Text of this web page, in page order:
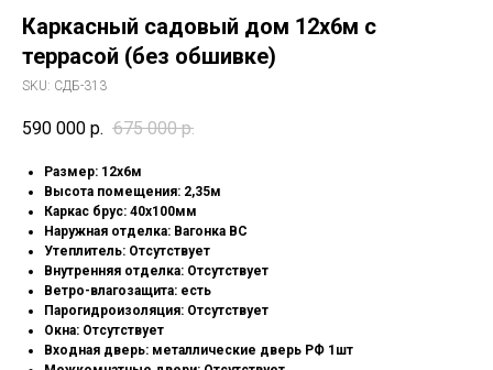
Каркасный садовый дом 12х6м с
террасой (без обшивке)
SKU: СДБ-313
590 000 р. 675 000 р.
Pазмep: 12х6м
Высота помещения: 2,35м
Каркас брус: 40х100мм
Наружная отделка: Вагонка ВС
Утеплитель: Отсутствует
Внутренняя отделка: Отсутствует
Ветро-влагозащита: есть
Парогидроизоляция: Отсутствует
Окна: Отсутствует
Входная дверь: металлические дверь РФ 1шт